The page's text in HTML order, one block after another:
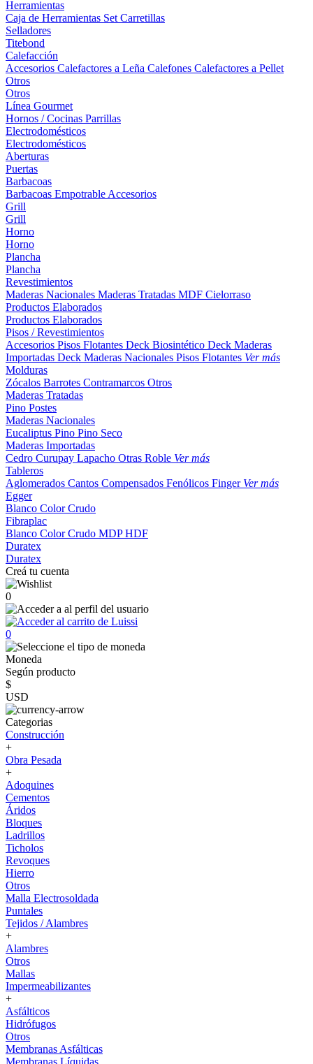
Herramientas
Caja de Herramientas Set Carretillas
Selladores
Titebond
Calefacción
Accesorios Calefactores a Leña Calefones Calefactores a Pellet
Otros
Otros
Línea Gourmet
Hornos / Cocinas Parrillas
Electrodomésticos
Electrodomésticos
Aberturas
Puertas
Barbacoas
Barbacoas Empotrable Accesorios
Grill
Grill
Horno
Horno
Plancha
Plancha
Revestimientos
Maderas Nacionales Maderas Tratadas MDF Cielorraso
Productos Elaborados
Productos Elaborados
Pisos / Revestimientos
Accesorios Pisos Flotantes Deck Biosintético Deck Maderas
Importadas Deck Maderas Nacionales Pisos Flotantes Ver más
Molduras
Zócalos Barrotes Contramarcos Otros
Maderas Tratadas
Pino Postes
Maderas Nacionales
Eucaliptus Pino Pino Seco
Maderas Importadas
Cedro Curupay Lapacho Otras Roble Ver más
Tableros
Aglomerados Cantos Compensados Fenólicos Finger Ver más
Egger
Blanco ColorCrudo
Fibraplac
Blanco ColorCrudo MDPHDF
Duratex
Duratex
Creá tu cuenta
0
0
Moneda
Según producto
$
USD
Categorias
Construcción
+
Obra Pesada
+
Adoquines
Cementos
Áridos
Bloques
Ladrillos
Ticholos
Revoques
Hierro
Otros
Malla Electrosoldada
Puntales
Tejidos / Alambres
+
Alambres
Otros
Mallas
Impermeabilizantes
+
Asfálticos
Hidrófugos
Otros
Membranas Asfálticas
Membranas Líquidas